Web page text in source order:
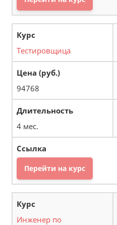
Тестировщица
94768
4 мес.
Перейти на курс
Инженер по